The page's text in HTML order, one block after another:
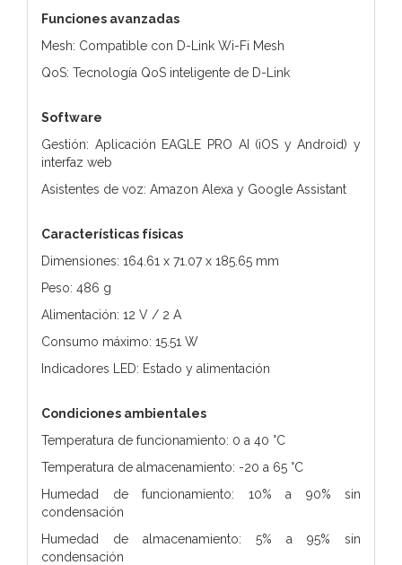
Funciones avanzadas
Mesh: Compatible con D-Link Wi-Fi Mesh
QoS: Tecnología QoS inteligente de D-Link
Software
Gestión: Aplicación EAGLE PRO AI (iOS y Android) y
interfaz web
Asistentes de voz: Amazon Alexa y Google Assistant
Características físicas
Dimensiones: 164.61 x 71.07 x 185.65 mm
Peso: 486 g
Alimentación: 12 V / 2 A
Consumo máximo: 15.51 W
Indicadores LED: Estado y alimentación
Condiciones ambientales
Temperatura de funcionamiento: 0 a 40 °C
Temperatura de almacenamiento: -20 a 65 °C
Humedad de funcionamiento: 10% a 90% sin
condensación
Humedad de almacenamiento: 5% a 95% sin
condensación